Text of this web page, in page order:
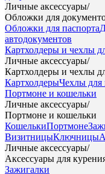
Личные аксессуары/
Обложки для
Обложки для паспорта
автодокументов
Картхолдеры и чехлы
Личные аксессуары/
Картхолдеры и чехлы
КартхолдерыЧехлы для
Портмоне и кошельки
Личные аксессуары/
Портмоне и кошельки
КошелькиПортмоне
ВизитницыКлючницы
Личные аксессуары/
Аксессуары для
Зажигалки